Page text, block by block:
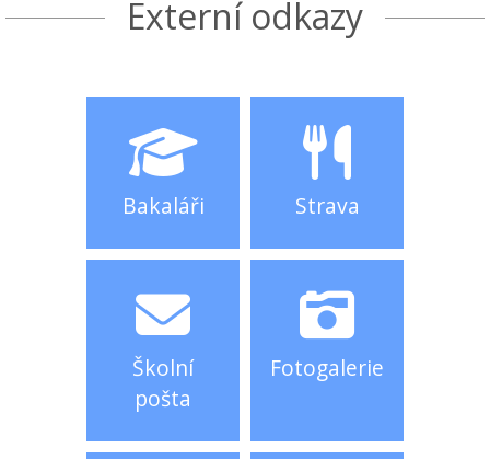
Externí odkazy
Bakaláři Strava
Školní
pošta
Fotogalerie